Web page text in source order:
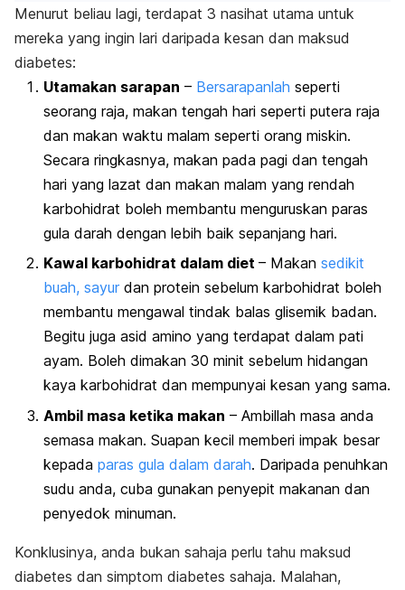
Menurut beliau lagi, terdapat 3 nasihat utama untuk
mereka yang ingin lari daripada kesan dan maksud
diabetes:
Utamakan sarapan – Bersarapanlah seperti
seorang raja, makan tengah hari seperti putera raja
dan makan waktu malam seperti orang miskin.
Secara ringkasnya, makan pada pagi dan tengah
hari yang lazat dan makan malam yang rendah
karbohidrat boleh membantu menguruskan paras
gula darah dengan lebih baik sepanjang hari.
Kawal karbohidrat dalam diet – Makan sedikit
buah, sayur dan protein sebelum karbohidrat boleh
membantu mengawal tindak balas glisemik badan.
Begitu juga asid amino yang terdapat dalam pati
ayam. Boleh dimakan 30 minit sebelum hidangan
kaya karbohidrat dan mempunyai kesan yang sama.
Ambil masa ketika makan – Ambillah masa anda
semasa makan. Suapan kecil memberi impak besar
kepada paras gula dalam darah. Daripada penuhkan
sudu anda, cuba gunakan penyepit makanan dan
penyedok minuman.
Konklusinya, anda bukan sahaja perlu tahu maksud
diabetes dan simptom diabetes sahaja. Malahan,